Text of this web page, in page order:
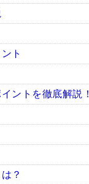
ト
ントを徹底解説！
？